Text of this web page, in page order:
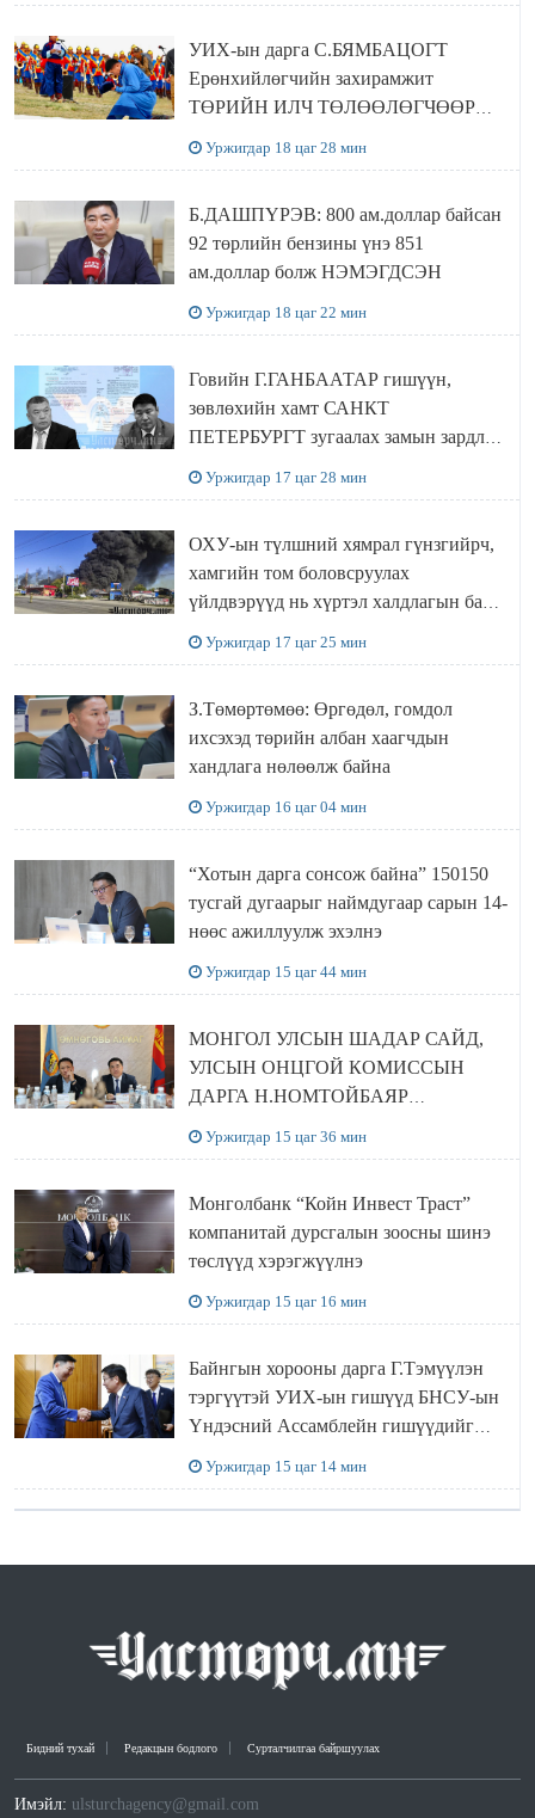
УИХ-ын дарга С.БЯМБАЦОГТ
Ерөнхийлөгчийн захирамжит
ТӨРИЙН ИЛЧ ТӨЛӨӨЛӨГЧӨӨР
Уржигдар 18 цаг 28 мин
Б.ДАШПҮРЭВ: 800 ам.доллар байсан
92 төрлийн бензины үнэ 851
ам.доллар болж НЭМЭГДСЭН
Уржигдар 18 цаг 22 мин
Говийн Г.ГАНБААТАР гишүүн,
зөвлөхийн хамт САНКТ
ПЕТЕРБУРГТ зугаалах замын зардлаа
Уржигдар 17 цаг 28 мин
ОХУ-ын түлшний хямрал гүнзгийрч,
хамгийн том боловсруулах
үйлдвэрүүд нь хүртэл халдлагын бай
Уржигдар 17 цаг 25 мин
З.Төмөртөмөө: Өргөдөл, гомдол
ихсэхэд төрийн албан хаагчдын
хандлага нөлөөлж байна
Уржигдар 16 цаг 04 мин
“Хотын дарга сонсож байна” 150150
тусгай дугаарыг наймдугаар сарын 14-
нөөс ажиллуулж эхэлнэ
Уржигдар 15 цаг 44 мин
МОНГОЛ УЛСЫН ШАДАР САЙД,
УЛСЫН ОНЦГОЙ КОМИССЫН
ДАРГА Н.НОМТОЙБАЯР
Уржигдар 15 цаг 36 мин
Монголбанк “Койн Инвест Траст”
компанитай дурсгалын зоосны шинэ
төслүүд хэрэгжүүлнэ
Уржигдар 15 цаг 16 мин
Байнгын хорооны дарга Г.Тэмүүлэн
тэргүүтэй УИХ-ын гишүүд БНСУ-ын
Үндэсний Ассамблейн гишүүдийг
Уржигдар 15 цаг 14 мин
Бидний тухай Редакцын бодлого Сурталчилгаа байршуулах
Имэйл: ulsturchagency@gmail.com